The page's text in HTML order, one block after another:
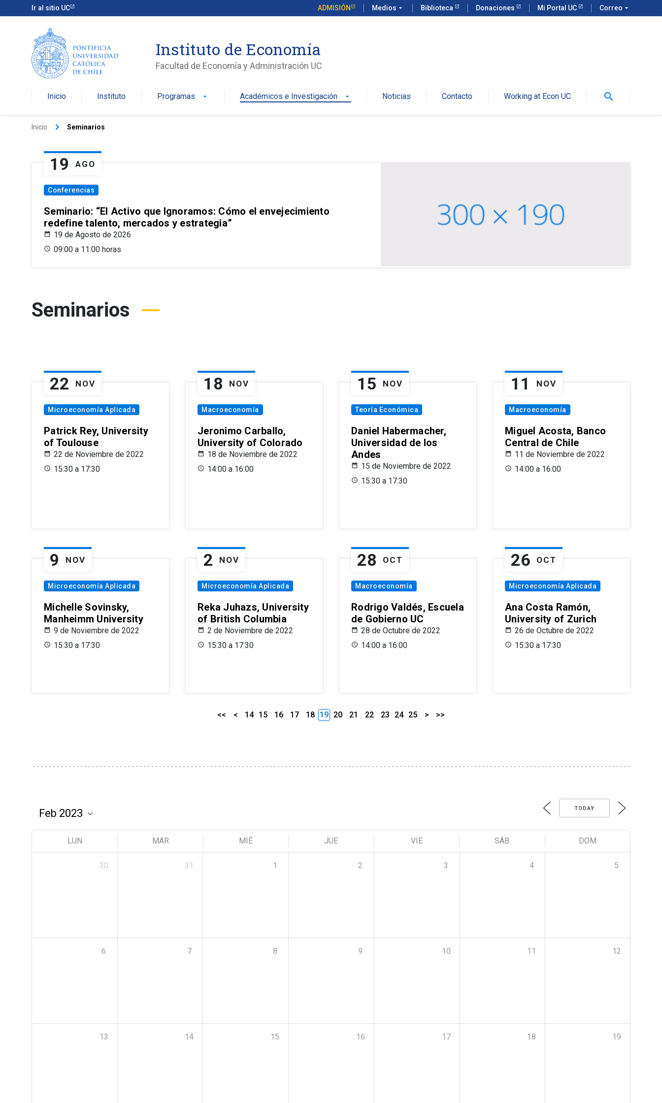
Ir al sitio UC ADMISIÓN Medios arrow_drop_down Biblioteca Donaciones Mi Portal UC Correo arrow_drop_down
Instituto de Economía
Facultad de Economía y Administración UC
Inicio Instituto Programas arrow_drop_down Académicos e Investigación arrow_drop_down Noticias Contacto Working at Econ UC search
Inicio keyboard_arrow_right Seminarios
19 AGO
Conferencias
Seminario: “El Activo que Ignoramos: Cómo el envejecimiento
redefine talento, mercados y estrategia”
19 de Agosto de 2026
09:00 a 11:00 horas
Seminarios
22 NOV
Microeconomía Aplicada
Patrick Rey, University
of Toulouse
22 de Noviembre de 2022
15:30 a 17:30
18 NOV
Macroeconomía
Jeronimo Carballo,
University of Colorado
18 de Noviembre de 2022
14:00 a 16:00
15 NOV
Teoría Económica
Daniel Habermacher,
Universidad de los
Andes
15 de Noviembre de 2022
15:30 a 17:30
11 NOV
Macroeconomía
Miguel Acosta, Banco
Central de Chile
11 de Noviembre de 2022
14:00 a 16:00
9 NOV
Microeconomía Aplicada
Michelle Sovinsky,
Manheimm University
9 de Noviembre de 2022
15:30 a 17:30
2 NOV
Microeconomía Aplicada
Reka Juhazs, University
of British Columbia
2 de Noviembre de 2022
15:30 a 17:30
28 OCT
Macroeconomía
Rodrigo Valdés, Escuela
de Gobierno UC
28 de Octubre de 2022
14:00 a 16:00
26 OCT
Microeconomía Aplicada
Ana Costa Ramón,
University of Zurich
26 de Octubre de 2022
15:30 a 17:30
<< < 14 15 16 17 18 19 20 21 22 23 24 25 > >>
TODAY
LUN MAR MIÉ JUE VIE SÁB DOM
30 31 1 2 3 4 5
6 7 8 9 10 11 12
13 14 15 16 17 18 19